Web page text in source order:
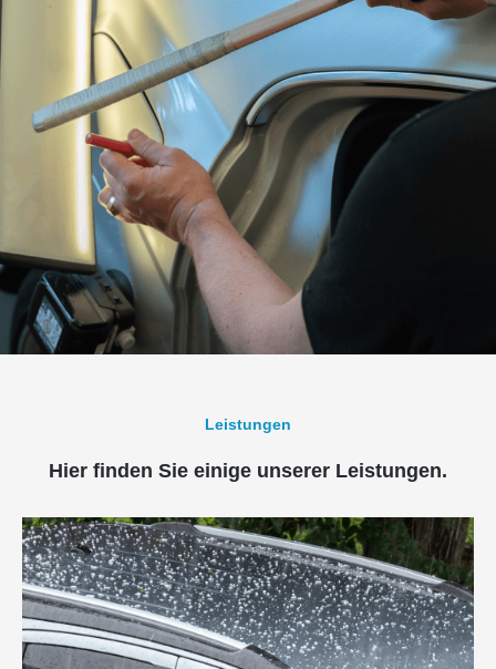
Leistungen
Hier finden Sie einige unserer Leistungen.